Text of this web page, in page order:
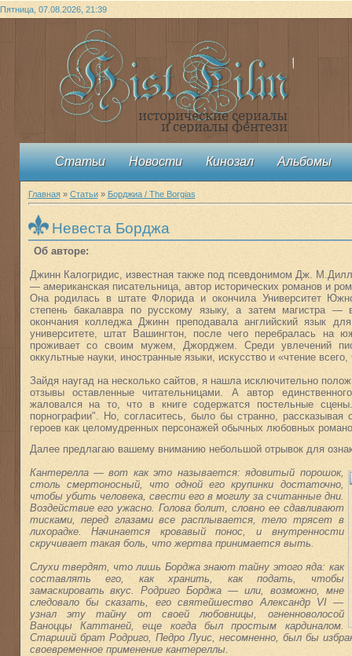
Пятница, 07.08.2026, 21:39
Статьи Новости Кинозал Альбомы
Главная» Статьи» Борджиа / The Borgias
Невеста Борджа
Об авторе:
Джинн Калогридис, известная также под псевдонимом Дж.
— американская писательница, автор исторических романов и
Она родилась в штате Флорида и окончила Университет
степень бакалавра по русскому языку, а затем магистра —
окончания колледжа Джинн преподавала английский язык
университете, штат Вашингтон, после чего перебралась на
проживает со своим мужем, Джорджем. Среди увлечений
оккультные науки, иностранные языки, искусство и «чтение
Зайдя наугад на несколько сайтов, я нашла исключительно
отзывы оставленные читательницами. А автор
жаловался на то, что в книге содержатся постельные
порнографии". Но, согласитесь, было бы странно, рассказывая
героев как целомудренных персонажей обычных любовных
Далее предлагаю вашему вниманию небольшой отрывок для
Кантерелла — вот как это называется: ядовитый порошок,
столь смертоносный, что одной его крупинки достаточно,
чтобы убить человека, свести его в могилу за считанные дни.
Воздействие его ужасно. Голова болит, словно ее сдавливают
тисками, перед глазами все расплывается, тело трясет в
лихорадке. Начинается кровавый понос, и внутренности
скручивает такая боль, что жертва принимается выть.
Слухи твердят, что лишь Борджа знают тайну этого яда: как
составлять его, как хранить, как подать, чтобы
замаскировать вкус. Родриго Борджа — или, возможно, мне
следовало бы сказать, его святейшество Александр VI —
узнал эту тайну от своей любовницы, огненноволосой
Ваноццы Каттаней, еще когда был простым кардиналом.
Старший брат Родриго, Педро Луис, несомненно, был бы
своевременное применение кантереллы.